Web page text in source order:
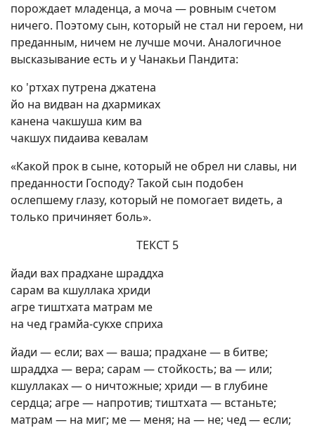
порождает младенца, а моча — ровным счетом
ничего. Поэтому сын, который не стал ни героем, ни
преданным, ничем не лучше мочи. Аналогичное
высказывание есть и у Чанакьи Пандита:
ко 'ртхах путрена джатена
йо на видван на дхармиках
канена чакшуша ким ва
чакшух пидаива кевалам
«Какой прок в сыне, который не обрел ни славы, ни
преданности Господу? Такой сын подобен
ослепшему глазу, который не помогает видеть, а
только причиняет боль».
ТЕКСТ 5
йади вах прадхане шраддха
сарам ва кшуллака хриди
агре тиштхата матрам ме
на чед грамйа-сукхе сприха
йади — если; вах — ваша; прадхане — в битве;
шраддха — вера; сарам — стойкость; ва — или;
кшуллаках — о ничтожные; хриди — в глубине
сердца; агре — напротив; тиштхата — встаньте;
матрам — на миг; ме — меня; на — не; чед — если;